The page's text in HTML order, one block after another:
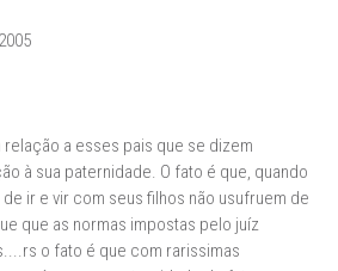
a esses pais que se dizem
à sua paternidade. O fato é que, quando
ir e vir com seus filhos não usufruem de
que as normas impostas pelo juíz
o fato é que com rarissimas